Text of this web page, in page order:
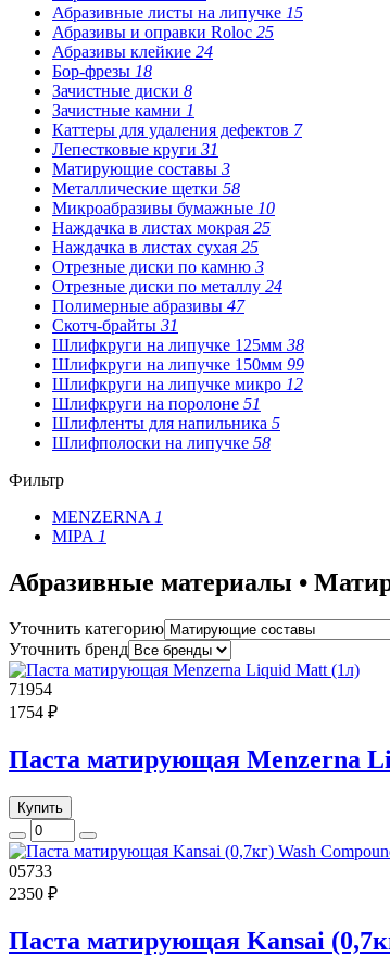
Абразивные листы на липучке 15
Абразивы и оправки Roloc 25
Абразивы клейкие 24
Бор-фрезы 18
Зачистные диски 8
Зачистные камни 1
Каттеры для удаления дефектов 7
Лепестковые круги 31
Матирующие составы 3
Металлические щетки 58
Микроабразивы бумажные 10
Наждачка в листах мокрая 25
Наждачка в листах сухая 25
Отрезные диски по камню 3
Отрезные диски по металлу 24
Полимерные абразивы 47
Скотч-брайты 31
Шлифкруги на липучке 125мм 38
Шлифкруги на липучке 150мм 99
Шлифкруги на липучке микро 12
Шлифкруги на поролоне 51
Шлифленты для напильника 5
Шлифполоски на липучке 58
Фильтр
MENZERNA 1
MIPA 1
Абразивные материалы •
Уточнить категорию
Уточнить бренд
71954
1754 ₽
Паста матирующая Menzerna
Купить
05733
2350 ₽
Паста матирующая Kansai